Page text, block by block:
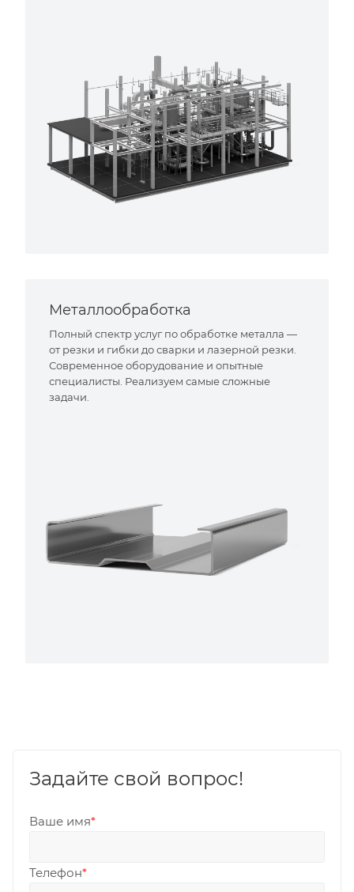
Металлообработка
Полный спектр услуг по обработке металла —
от резки и гибки до сварки и лазерной резки.
Современное оборудование и опытные
специалисты. Реализуем самые сложные
задачи.
Задайте свой вопрос!
Ваше имя*
Телефон*